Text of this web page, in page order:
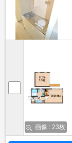
画像 : 23枚